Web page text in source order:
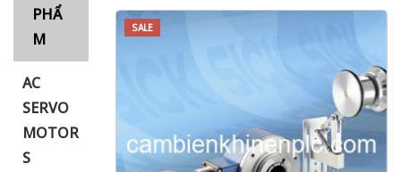
PHẨ
M
AC
SERVO
MOTOR
S
SALE
XNK